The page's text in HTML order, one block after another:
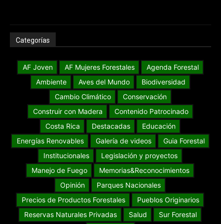
Categorías
AF Joven AF Mujeres Forestales
Agenda Forestal
Ambiente
Aves del Mundo
Biodiversidad
Cambio Climático
Conservación
Construir con Madera
Contenido Patrocinado
Costa Rica
Destacadas
Educación
Energías Renovables
Galería de videos
Guia Forestal
Institucionales
Legislación y proyectos
Manejo de Fuego
Memorias&Reconocimientos
Opinión
Parques Nacionales
Precios de Productos Forestales
Pueblos Originarios
Reservas Naturales Privadas
Salud
Sur Forestal